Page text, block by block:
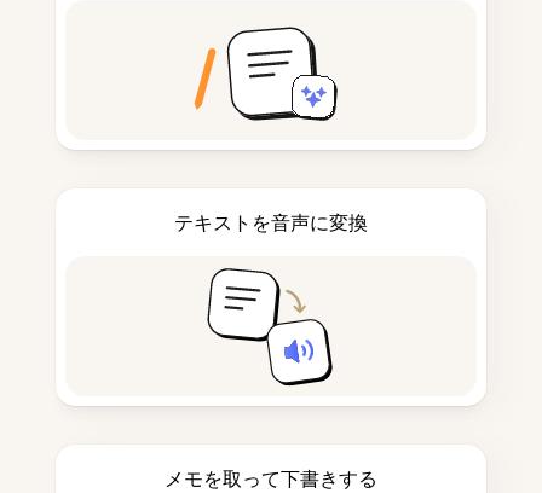
テキストを音声に変換
メモを取って下書きする